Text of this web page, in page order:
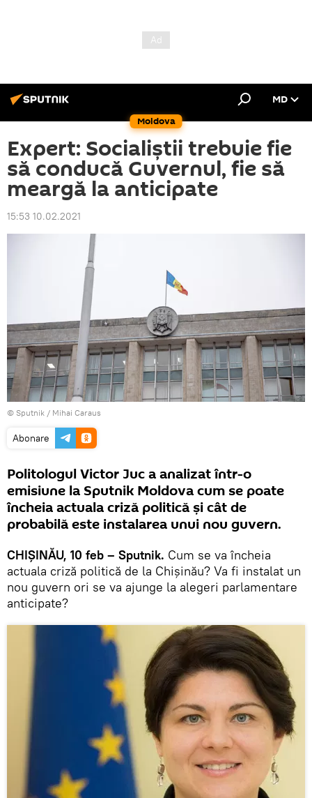
Moldova
MD
Expert: Socialiștii trebuie fie
să conducă Guvernul, fie să
meargă la anticipate
15:53 10.02.2021
© Sputnik / Mihai Caraus
Abonare
Politologul Victor Juc a analizat într-o
emisiune la Sputnik Moldova cum se poate
încheia actuala criză politică și cât de
probabilă este instalarea unui nou guvern.
CHIȘINĂU, 10 feb – Sputnik. Cum se va încheia
actuala criză politică de la Chișinău? Va fi instalat un
nou guvern ori se va ajunge la alegeri parlamentare
anticipate?